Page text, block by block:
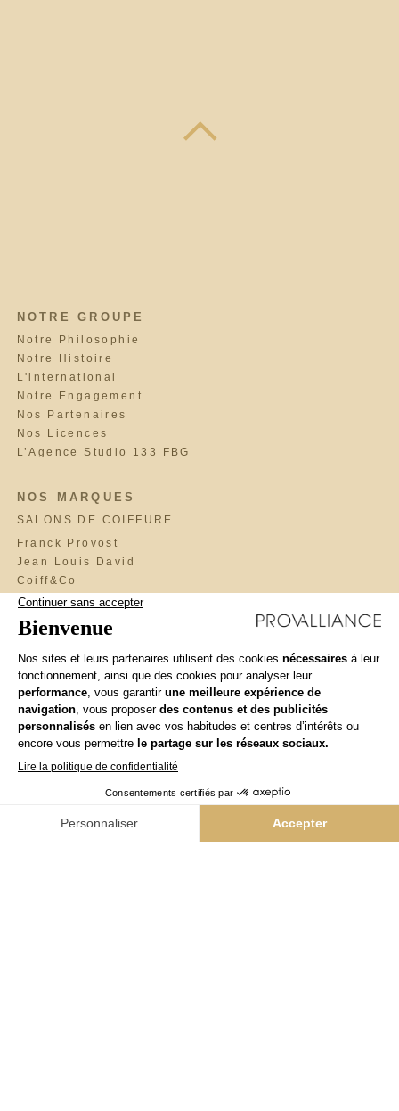
NOTRE GROUPE
Notre Philosophie
Notre Histoire
L'international
Notre Engagement
Nos Partenaires
Nos Licences
L’Agence Studio 133 FBG
NOS MARQUES
SALONS DE COIFFURE
Franck Provost
Jean Louis David
Coiff&Co
Saint Algue
Fabio Salsa
Maniatis Paris
Cosmo
BrainWash
Llongueras
Interview
L'Atelier Intermède
Yes
Team Kappers
NAIL BAR & VERNIS